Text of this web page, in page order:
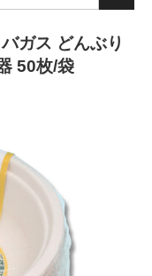
ガス どんぶり
50枚/袋